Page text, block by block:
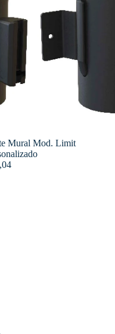
Mural Mod. Limit